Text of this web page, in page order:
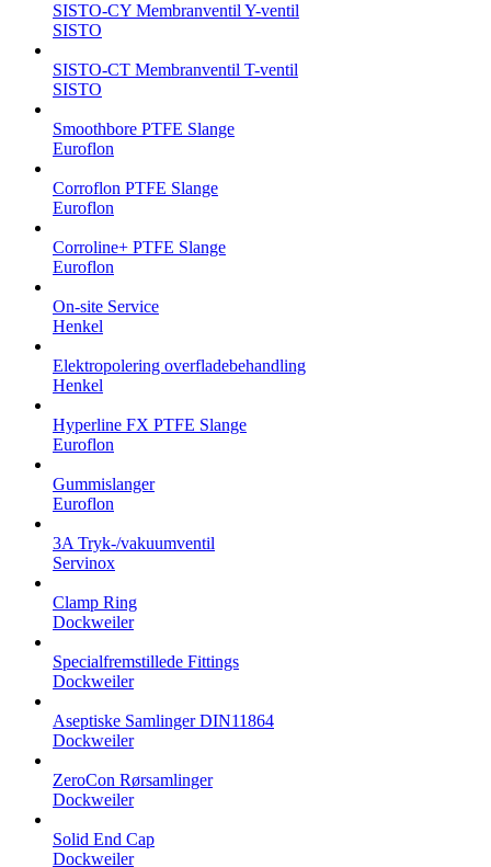
SISTO-CY Membranventil Y-ventil
SISTO
SISTO-CT Membranventil T-ventil
SISTO
Smoothbore PTFE Slange
Euroflon
Corroflon PTFE Slange
Euroflon
Corroline+ PTFE Slange
Euroflon
On-site Service
Henkel
Elektropolering overfladebehandling
Henkel
Hyperline FX PTFE Slange
Euroflon
Gummislanger
Euroflon
3A Tryk-/vakuumventil
Servinox
Clamp Ring
Dockweiler
Specialfremstillede Fittings
Dockweiler
Aseptiske Samlinger DIN11864
Dockweiler
ZeroCon Rørsamlinger
Dockweiler
Solid End Cap
Dockweiler